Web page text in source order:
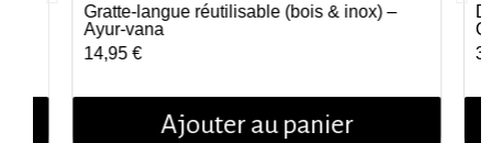
Aperçu rapide
Gratte-langue réutilisable (bois & inox) –
Ayur‑vana
14,95 €
Ajouter au panier